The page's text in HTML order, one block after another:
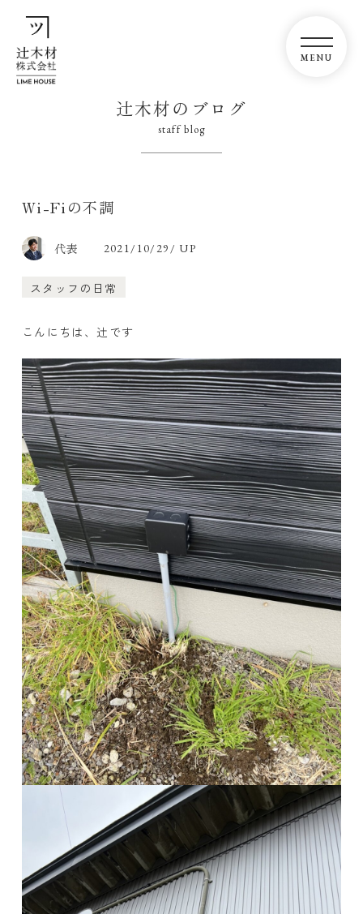
辻木材のブログ
staff blog
Wi-Fiの不調
代表 2021/10/29/ UP
スタッフの日常
こんにちは、辻です